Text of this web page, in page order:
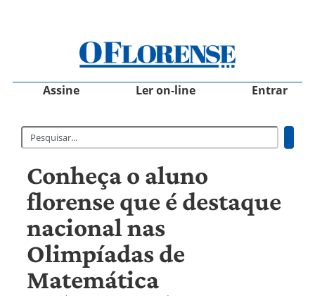
Assine Ler on-line Entrar
Conheça o aluno
florense que é destaque
nacional nas
Olimpíadas de
Matemática